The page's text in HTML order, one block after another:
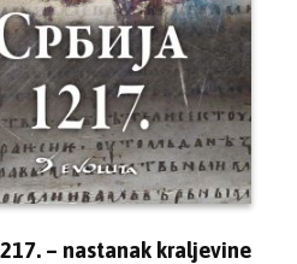
– nastanak kraljevine